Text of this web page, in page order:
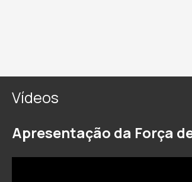
Vídeos
Apresentação da Força